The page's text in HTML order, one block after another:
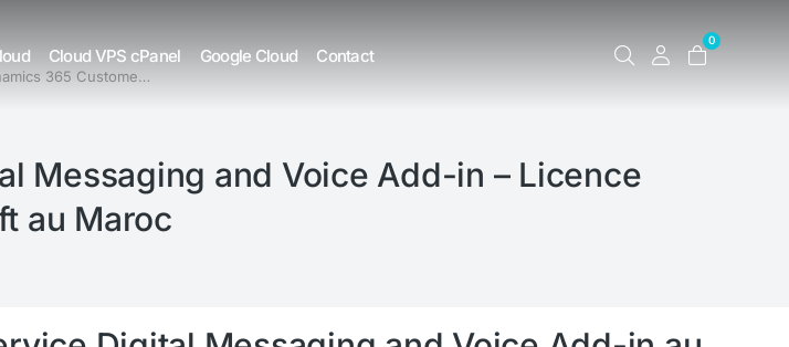
Cloud VPS cPanel Google Cloud Contact
0
365 Custome…
Messaging and Voice Add-in – Licence
au Maroc